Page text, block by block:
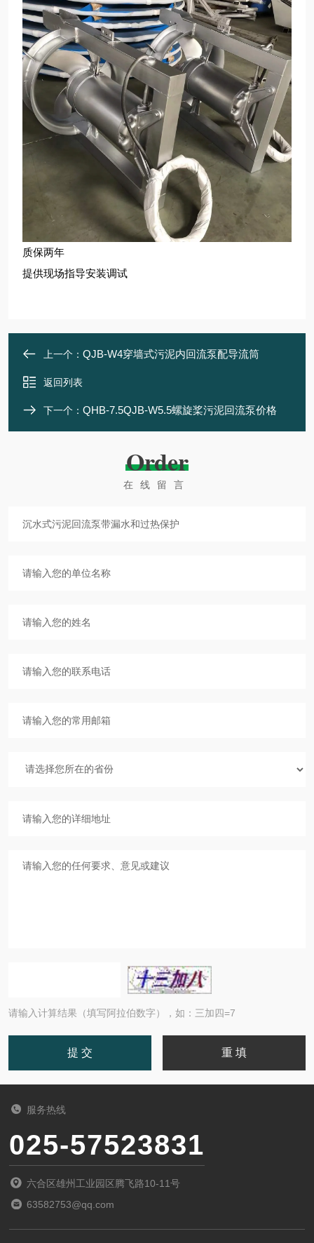
质保两年
提供现场指导安装调试
上一个： QJB-W4穿墙式污泥内回流泵配导流筒
返回列表
下一个： QHB-7.5QJB-W5.5螺旋桨污泥回流泵价格
Order
在线留言
请输入计算结果（填写阿拉伯数字），如：三加四=7
服务热线
025-57523831
六合区雄州工业园区腾飞路10-11号
63582753@qq.com